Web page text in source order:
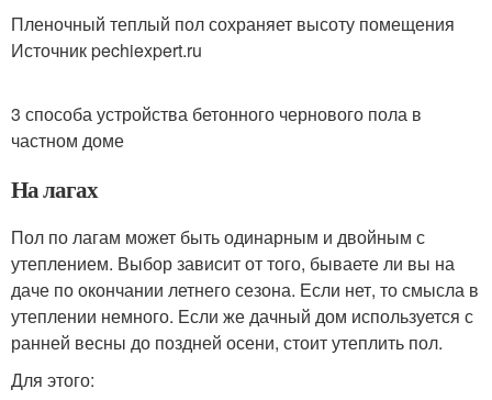
Пленочный теплый пол сохраняет высоту помещения
Источник pechiexpert.ru
3 способа устройства бетонного чернового пола в
частном доме
На лагах
Пол по лагам может быть одинарным и двойным с
утеплением. Выбор зависит от того, бываете ли вы на
даче по окончании летнего сезона. Если нет, то смысла в
утеплении немного. Если же дачный дом используется с
ранней весны до поздней осени, стоит утеплить пол.
Для этого: